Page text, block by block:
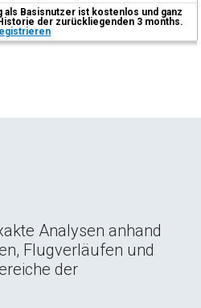
Basisnutzer ist kostenlos und ganz
der zurückliegenden 3 months.
Analysen anhand
Flugverläufen und
der